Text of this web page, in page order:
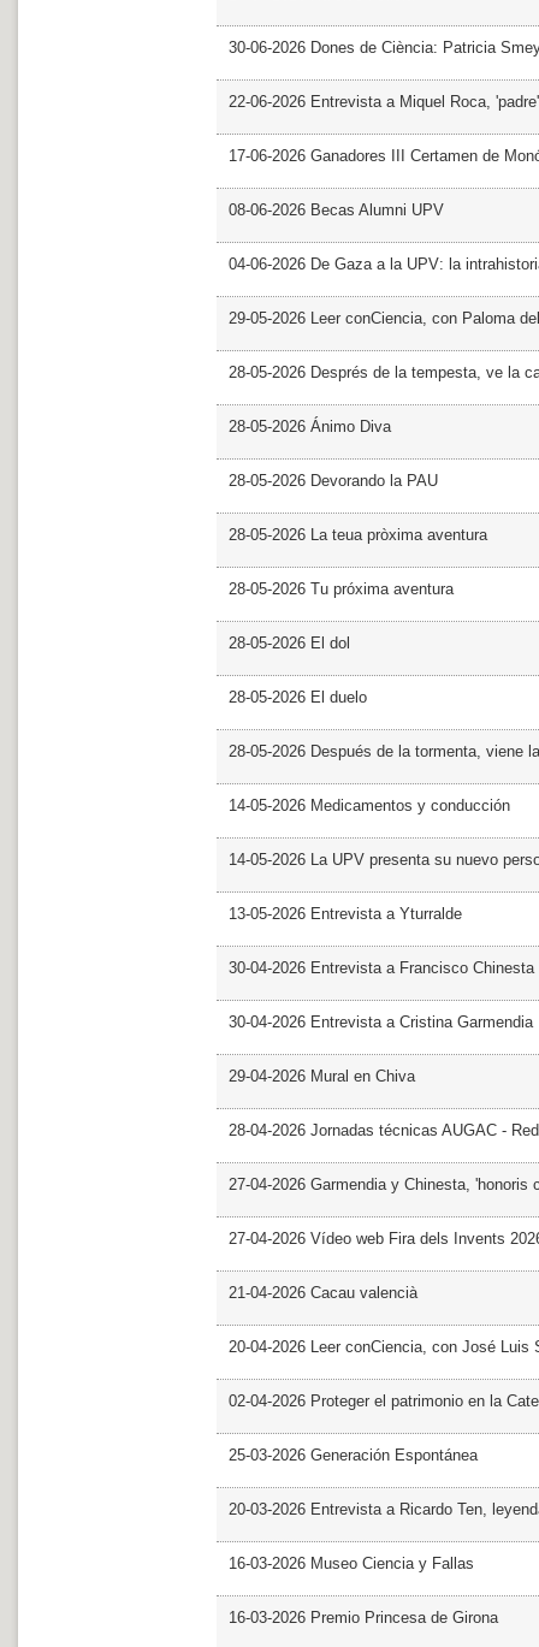
30-06-2026 Dones de Ciència: Patricia
22-06-2026 Entrevista a Miquel Roca,
17-06-2026 Ganadores III Certamen de
08-06-2026 Becas Alumni UPV
04-06-2026 De Gaza a la UPV: la
29-05-2026 Leer conCiencia, con Paloma
28-05-2026 Després de la tempesta, ve la
28-05-2026 Ánimo Diva
28-05-2026 Devorando la PAU
28-05-2026 La teua pròxima aventura
28-05-2026 Tu próxima aventura
28-05-2026 El dol
28-05-2026 El duelo
28-05-2026 Después de la tormenta, viene
14-05-2026 Medicamentos y conducción
14-05-2026 La UPV presenta su nuevo
13-05-2026 Entrevista a Yturralde
30-04-2026 Entrevista a Francisco Chinesta
30-04-2026 Entrevista a Cristina Garmendia
29-04-2026 Mural en Chiva
28-04-2026 Jornadas técnicas AUGAC -
27-04-2026 Garmendia y Chinesta, 'honoris
27-04-2026 Vídeo web Fira dels Invents
21-04-2026 Cacau valencià
20-04-2026 Leer conCiencia, con José Luis
02-04-2026 Proteger el patrimonio en la
25-03-2026 Generación Espontánea
20-03-2026 Entrevista a Ricardo Ten,
16-03-2026 Museo Ciencia y Fallas
16-03-2026 Premio Princesa de Girona